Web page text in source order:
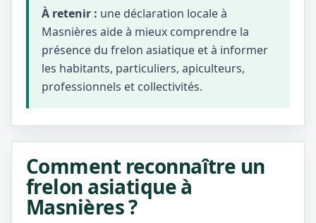
À retenir : une déclaration locale à
Masnières aide à mieux comprendre la
présence du frelon asiatique et à informer
les habitants, particuliers, apiculteurs,
professionnels et collectivités.
Comment reconnaître un
frelon asiatique à
Masnières ?